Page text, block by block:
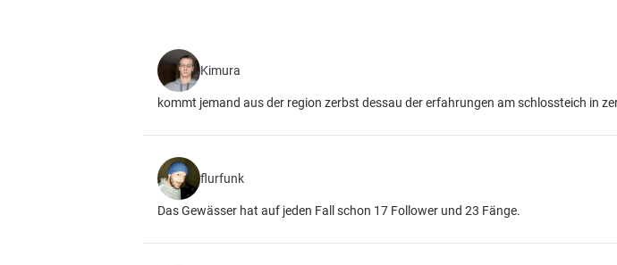
Kimura
kommt jemand aus der region zerbst dessau der erfahrungen am schlossteich in
flurfunk
Das Gewässer hat auf jeden Fall schon 17 Follower und 23 Fänge.